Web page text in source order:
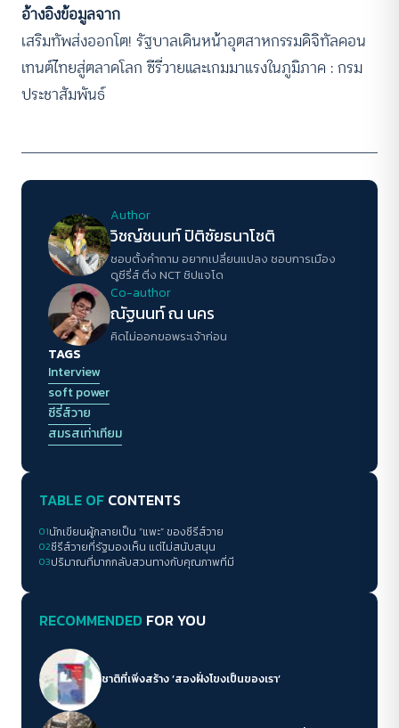
อ้างอิงข้อมูลจาก
เสริมทัพส่งออกโต! รัฐบาลเดินหน้าอุตสาหกรรมดิจิทัลคอน
เทนต์ไทยสู่ตลาดโลก ซีรี่วายและเกมมาแรงในภูมิภาค : กรม
ประชาสัมพันธ์
Author
วิชญ์ช​นนท์​ ปิติ​ชัย​ธ​นา​โชติ​
ชอบตั้งคำถาม​ อยากเปลี่ยนแปลง​ ชอบการเมือง​
ดูซี​รี่ส์​ ติ่ง NCT ชิปแจโด​
Co-author
ณัฐนนท์ ณ นคร
คิดไม่ออกขอพระเจ้าก่อน
TAGS
Interview
soft power
ซีรี่ส์วาย
สมรสเท่าเทียม
TABLE OF CONTENTS
01นักเขียนผู้กลายเป็น “แพะ” ของซีรีส์วาย
02ซีรีส์วายที่รัฐมองเห็น แต่ไม่สนับสนุน
03ปริมาณที่มากกลับสวนทางกับคุณภาพที่มี
RECOMMENDED FOR YOU
ชาติที่เพิ่งสร้าง ‘สองฝั่งโขงเป็นของเรา’